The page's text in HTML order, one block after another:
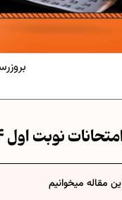
نوبت اول 1404
مقاله میخوانیم